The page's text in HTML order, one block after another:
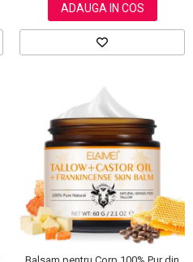
ADAUGA IN COS